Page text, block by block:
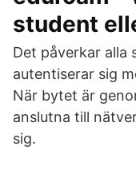
student
Det påverkar alla
autentiserar sig
När bytet är
anslutna till
sig.